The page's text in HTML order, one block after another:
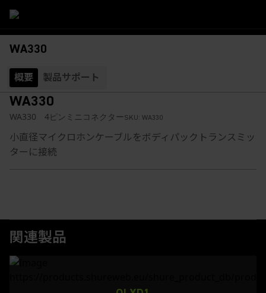
WA330
概要 製品サポート
WA330
WA330 4ピンミニコネクターSKU: WA330
小直径マイクロホンケーブルをボディパックトランスミッ
ターに接続
関連製品